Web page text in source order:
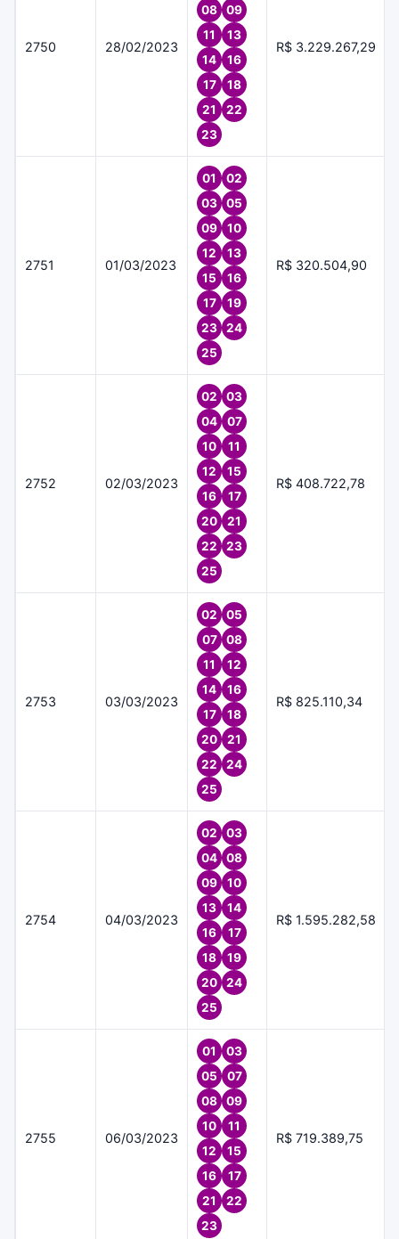
2750 28/02/2023
08
09
11
13
14
16
17
18
21
22
23
R$ 3.229.267,29
2751 01/03/2023
01
02
03
05
09
10
12
13
15
16
17
19
23
24
25
R$ 320.504,90
2752 02/03/2023
02
03
04
07
10
11
12
15
16
17
20
21
22
23
25
R$ 408.722,78
2753 03/03/2023
02
05
07
08
11
12
14
16
17
18
20
21
22
24
25
R$ 825.110,34
2754 04/03/2023
02
03
04
08
09
10
13
14
16
17
18
19
20
24
25
R$ 1.595.282,58
2755 06/03/2023
01
03
05
07
08
09
10
11
12
15
16
17
21
22
23
R$ 719.389,75